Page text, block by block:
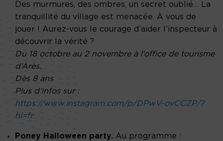
Des murmures, des ombres, un secret oublié… La
tranquillité du village est menacée. À vous de
jouer ! Aurez-vous le courage d’aider l’inspecteur à
découvrir la vérité ?
Du 18 octobre au 2 novembre à l’office de tourisme
d’Arès.
Dès 8 ans
Plus d’infos sur :
https://www.instagram.com/p/DPwV-ovCCZP/?
hl=fr
Poney Halloween party. Au programme :